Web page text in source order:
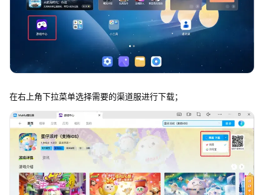
在右上角下拉菜单选择需要的渠道服进行下载；